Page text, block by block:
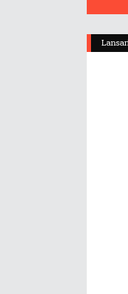
Lansari